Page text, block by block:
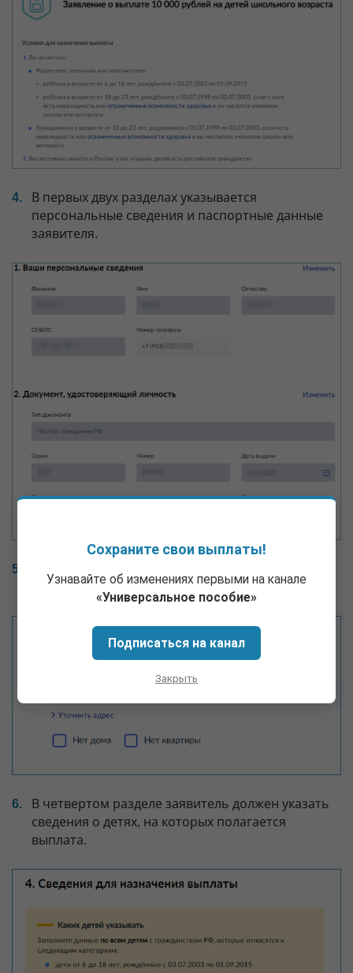
В первых двух разделах указывается
персональные сведения и паспортные данные
заявителя.
тоже нужно проверить.
В четвертом разделе заявитель должен указать
сведения о детях, на которых полагается
выплата.
Сохраните свои выплаты!
Узнавайте об изменениях первыми на канале
«Универсальное пособие»
Подписаться на канал
Закрыть